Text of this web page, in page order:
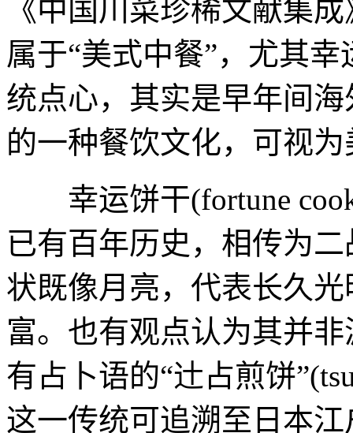
《中国川菜珍稀文献集
属于“美式中餐”，尤其
统点心，其实是早年间
的一种餐饮文化，可视
幸运饼干(fortune
已有百年历史，相传为
状既像月亮，代表长久
富。也有观点认为其并
有占卜语的“辻占煎饼
这一传统可追溯至日本